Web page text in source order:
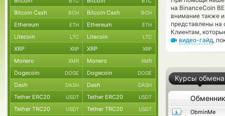
на BinanceCoin
внимание также
представлены на
Клиентам,
видео-гайд,
Курсы обмена
Обменник
ObminMe
Bitcoin Cash BCH Bitcoin Cash BCH
Ethereum ETH Ethereum ETH
Litecoin LTC Litecoin LTC
XRP XRP XRP XRP
Monero XMR Monero XMR
Dogecoin DOGE Dogecoin DOGE
Dash DASH Dash DASH
Tether ERC20 USDT Tether ERC20 USDT
Tether TRC20 USDT Tether TRC20 USDT